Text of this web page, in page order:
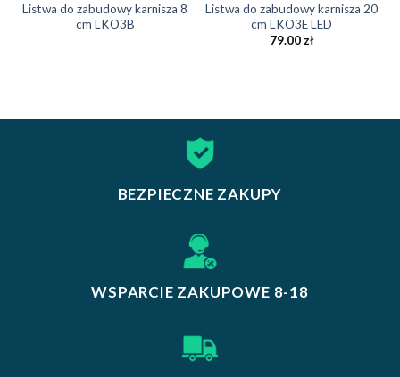
Listwa do zabudowy karnisza 8
cm LKO3B
Listwa do zabudowy karnisza 20
cm LKO3E LED
79.00 zł
BEZPIECZNE ZAKUPY
WSPARCIE ZAKUPOWE 8-18